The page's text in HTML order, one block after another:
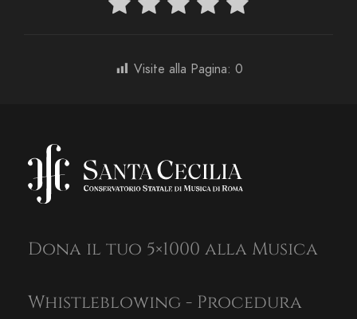
Visite alla Pagina: 0
Dona il tuo 5×1000 alla Musica
Whistleblowing - Procedura